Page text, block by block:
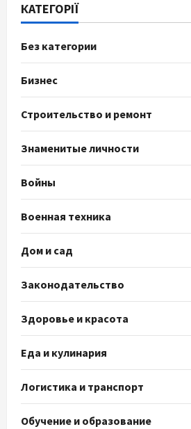
КАТЕГОРІЇ
Без категории
Бизнес
Строительство и ремонт
Знаменитые личности
Войны
Военная техника
Дом и сад
Законодательство
Здоровье и красота
Еда и кулинария
Логистика и транспорт
Обучение и образование